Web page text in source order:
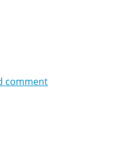
comment